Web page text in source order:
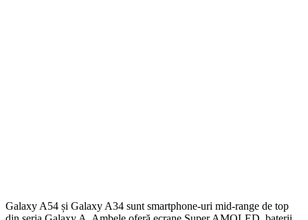
Galaxy A54 și Galaxy A34 sunt smartphone-uri mid-range de top